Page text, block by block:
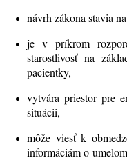
návrh zákona stavia
je v príkrom
starostlivosť na
pacientky,
vytvára priestor pre
situácii,
môže viesť k
informáciám o